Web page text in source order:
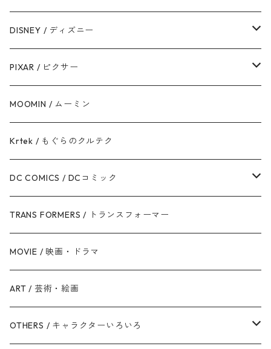
ストームトルーパー
ハン・ソロ
ドロイド
ボバ・フェット / マンダロリアン
ジェダイ・オーダー
銀河帝国 / ダークサイド
反乱同盟軍 / ライトサイド
スターウォーズ・シリーズ
シークエル・トリロジー
マーベルコミック
アベンジャーズ
スパイダーマン
アイアンマン
キャプテン・アメリカ
マイティ・ソー
ハルク
ブラック・ウィドウ
ブラックパンサー
DISNEY / ディズニー
ディズニーフレンズ
ディズニープリンセス
ディズニーヴィランズ
シンデレラ
美女と野獣
眠れる森の美女
リトル・マーメイド
白雪姫
PIXAR / ピクサー
トイ・ストーリー
モンスターズ・インク / ユニバーシティ
カーズ
ファインディング・ニモ / ドリー
Mr.インクレディブル
アーロと少年
ピクサー
MOOMIN / ムーミン
Krtek / もぐらのクルテク
DC COMICS / DCコミック
ジャスティス・リーグ
バットマン
スーパーマン
ザ・フラッシュ
TRANS FORMERS / トランスフォーマー
MOVIE / 映画・ドラマ
ART / 芸術・絵画
OTHERS / キャラクターいろいろ